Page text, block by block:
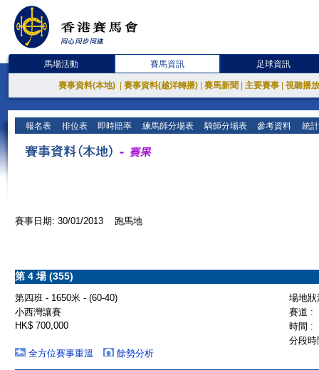
馬場活動 賽馬資訊 足球資訊
賽事資料(本地) 賽事資料(越洋轉播) 賽馬新聞 主要賽事 視聽播
報名表 排位表 即時賠率 練馬師分場表 騎師分場表 參考資料 統
賽事日期: 30/01/2013 跑馬地
第 4 場 (355)
第四班 - 1650米 - (60-40)
場地
小西灣讓賽
賽道 :
HK$ 700,000
時間 :
分段
全方位賽事重溫
餘勢分析